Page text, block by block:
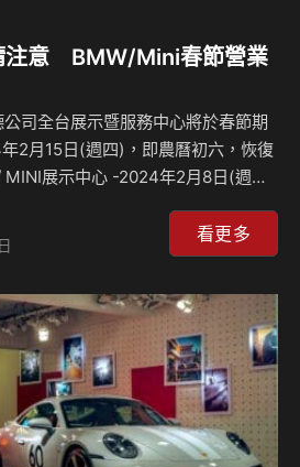
注意 BMW/Mini春節營業
司全台展示暨服務中心將於春節期
2月15日(週四)，即農曆初六，恢復
展示中心 -2024年2月8日(週四)
週一)至2024年2月14日(週三)，即
間調整為上午10時30分至下午6時。
主服務專線：0800-291-101-MINI
101 汎德公司在此特別叮嚀車主，
看更多